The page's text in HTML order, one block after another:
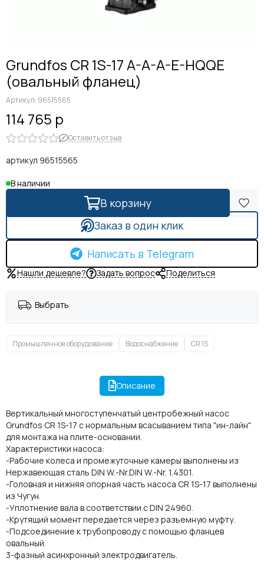
Grundfos CR 1S-17 A-A-A-E-HQQE
(овальный фланец)
Артикул: 96515565
114 765 р
Оставить отзыв
артикул 96515565
В наличии
В корзину
Заказ в один клик
Написать в Telegram
Нашли дешевле? Задать вопрос Поделиться
Выбрать
Промышленное оборудование Водоснабжение CR 1S
Описание
Вертикальный многоступенчатый центробежный насос
Grundfos CR 1S-17 с нормальным всасыванием типа "ин-лайн"
для монтажа на плите-основании.
Характеристики насоса:
-Рабочие колеса и промежуточные камеры выполнены из
Нержавеющая сталь DIN W.-Nr.DIN W.-Nr. 1.4301.
-Головная и нижняя опорная часть насоса CR 1S-17 выполнены
из Чугун.
-Уплотнение вала в соответствии с DIN 24960.
-Крутящий момент передается через разъемную муфту.
-Подсоединение к трубопроводу с помощью фланцев
овальный.
3-фазный асинхронный электродвигатель.